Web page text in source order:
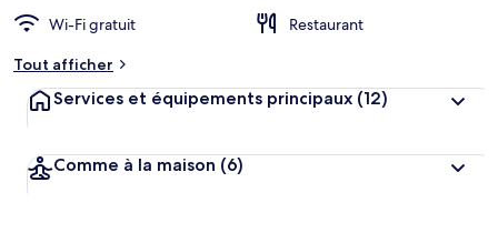
Wi-Fi gratuit
Restaurant
Tout afficher
Services et équipements principaux (12)
Comme à la maison (6)